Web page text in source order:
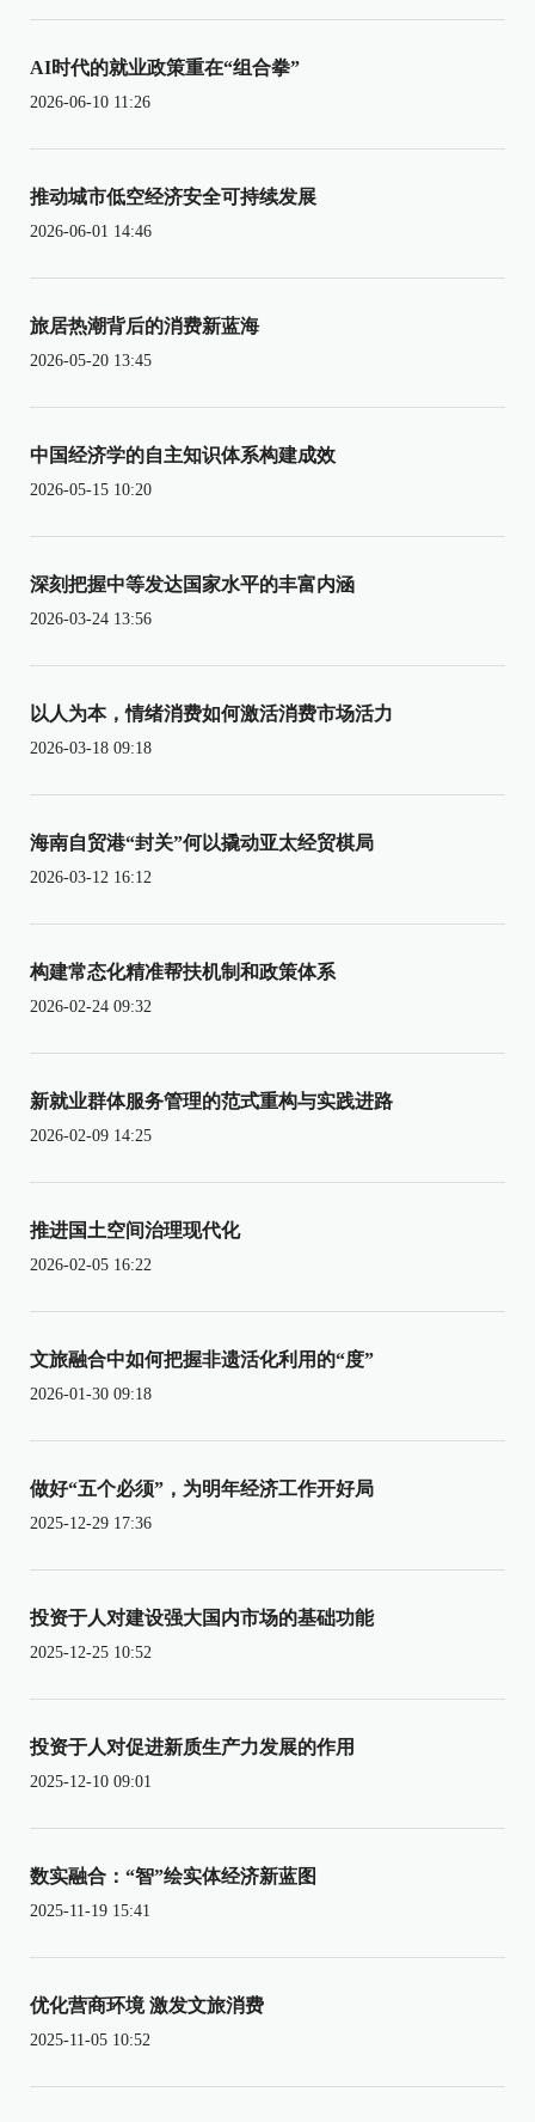
AI时代的就业政策重在“组合拳”
2026-06-10 11:26
推动城市低空经济安全可持续发展
2026-06-01 14:46
旅居热潮背后的消费新蓝海
2026-05-20 13:45
中国经济学的自主知识体系构建成效
2026-05-15 10:20
深刻把握中等发达国家水平的丰富内涵
2026-03-24 13:56
以人为本，情绪消费如何激活消费市场活力
2026-03-18 09:18
海南自贸港“封关”何以撬动亚太经贸棋局
2026-03-12 16:12
构建常态化精准帮扶机制和政策体系
2026-02-24 09:32
新就业群体服务管理的范式重构与实践进路
2026-02-09 14:25
推进国土空间治理现代化
2026-02-05 16:22
文旅融合中如何把握非遗活化利用的“度”
2026-01-30 09:18
做好“五个必须”，为明年经济工作开好局
2025-12-29 17:36
投资于人对建设强大国内市场的基础功能
2025-12-25 10:52
投资于人对促进新质生产力发展的作用
2025-12-10 09:01
数实融合：“智”绘实体经济新蓝图
2025-11-19 15:41
优化营商环境 激发文旅消费
2025-11-05 10:52